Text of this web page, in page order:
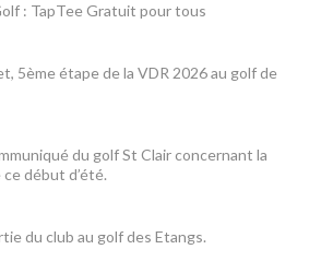
: TapTee Gratuit pour tous
5ème étape de la VDR 2026 au golf de
du golf St Clair concernant la
début d’été.
du club au golf des Etangs.